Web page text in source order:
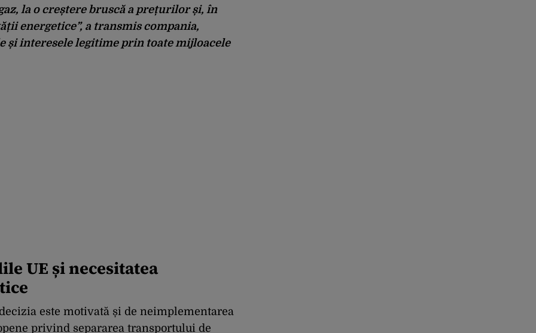
la o creștere bruscă a prețurilor și, în
energetice”, a transmis compania,
și interesele legitime prin toate mijloacele
UE și necesitatea
este motivată și de neimplementarea
privind separarea transportului de